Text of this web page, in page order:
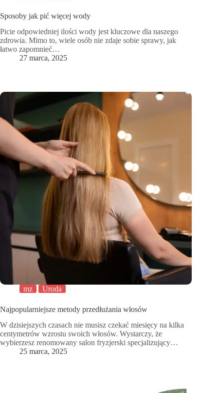
Sposoby jak pić więcej wody
Picie odpowiedniej ilości wody jest kluczowe dla naszego
zdrowia. Mimo to, wiele osób nie zdaje sobie sprawy, jak
łatwo zapomnieć…
27 marca, 2025
mz Uroda
Najpopularniejsze metody przedłużania włosów
W dzisiejszych czasach nie musisz czekać miesięcy na kilka
centymetrów wzrostu swoich włosów. Wystarczy, że
wybierzesz renomowany salon fryzjerski specjalizujący…
25 marca, 2025